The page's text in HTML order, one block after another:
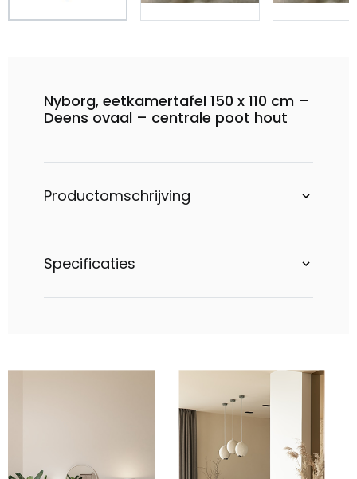
Nyborg, eetkamertafel 150 x 110 cm –
Deens ovaal – centrale poot hout
Productomschrijving
Specificaties